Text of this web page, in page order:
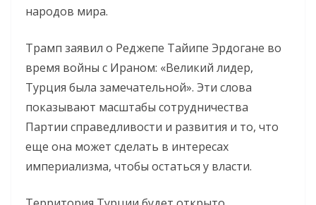
народов мира.
Трамп заявил о Реджепе Тайипе Эрдогане во
время войны с Ираном: «Великий лидер,
Турция была замечательной». Эти слова
показывают масштабы сотрудничества
Партии справедливости и развития и то, что
еще она может сделать в интересах
империализма, чтобы остаться у власти.